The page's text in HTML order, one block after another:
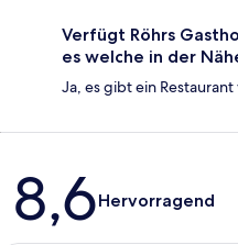
Verfügt Röhrs
es welche in der
Ja, es gibt ein
Bewertungen
8,6Hervorragend